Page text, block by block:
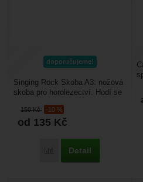
doporučujeme!
150Kč -10 %
od 135 Kč
Porovnat
Detail
Singing Rock Skoba A3: nožová
skoba pro horolezectví. Hodí se
lezení....